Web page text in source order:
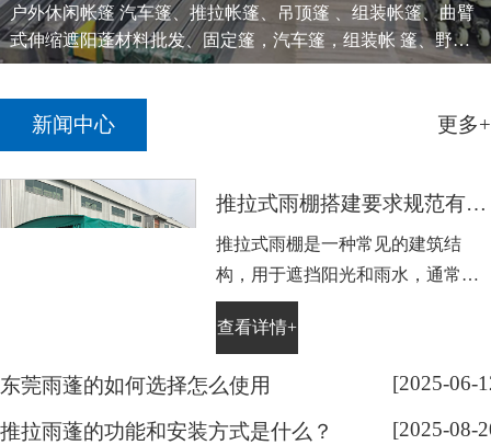
户外休闲帐篷 汽车篷、推拉帐篷、吊顶篷 、组装帐篷、曲臂
式伸缩遮阳蓬材料批发、固定篷，汽车篷，组装帐 篷、野营
帐篷、庭院伞、凉亭、广告太阳伞、中柱伞......
新闻中心 更多+
推拉式雨棚搭建要求规范有哪些
推拉式雨棚是一种常见的建筑结
构，用于遮挡阳光和雨水，通常用
于户外休闲区域、露台、花园等场
所。为了确保安全和可靠性，搭建
求。
查看详情+
东莞雨蓬的如何选择怎么使用 [2025-06-
推拉雨蓬的功能和安装方式是什么？ [2025-08-